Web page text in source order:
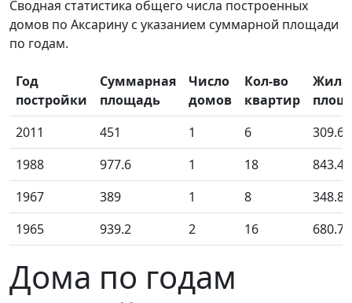
Сводная статистика общего числа построенных
домов по Аксарину с указанием суммарной площади
по годам.
Год
постройки
Суммарная
площадь
Число
домов
Кол-во
квартир
2011
451 1 6
309.60
1988
977.6 1 18
843.40
1967
389 1 8
348.80
1965
939.2 2 16 680.70
Дома по годам